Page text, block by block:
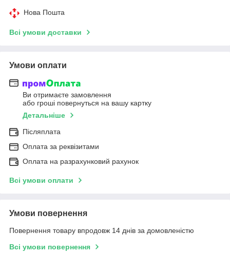
Нова Пошта
Всі умови доставки
Умови оплати
Ви отримаєте замовлення
або гроші повернуться на вашу картку
Детальніше
Післяплата
Оплата за реквізитами
Оплата на разрахунковий рахунок
Всі умови оплати
Умови повернення
Повернення товару впродовж 14 днів за домовленістю
Всі умови повернення